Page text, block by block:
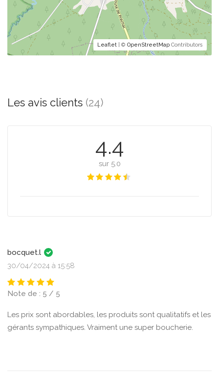
Leaflet | © OpenStreetMap Contributors
Les avis clients (24)
4.4
sur 5.0
bocquet.l
30/04/2024 à 15:58
Note de : 5 / 5
Les prix sont abordables, les produits sont qualitatifs et les
gérants sympathiques. Vraiment une super boucherie.